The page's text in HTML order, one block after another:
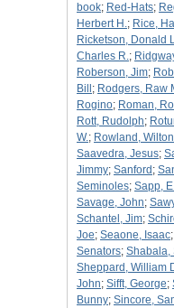
book; Red-Hats;
Herbert H.; Rice,
Ricketson, Donald
Charles R.;
Roberson, Jim;
Bill ; Rodgers, Raw
Rogino; Roman,
Rott, Rudolph;
W.; Rowland, Wilton
Saavedra, Jesus;
Jimmy; Sanford ;
Seminoles; Sapp,
Savage, John;
Schantel, Jim;
Joe; Seaone, Isaac;
Senators; Shabala,
Sheppard, William
John; Sifft, George;
Bunny; Sincore,